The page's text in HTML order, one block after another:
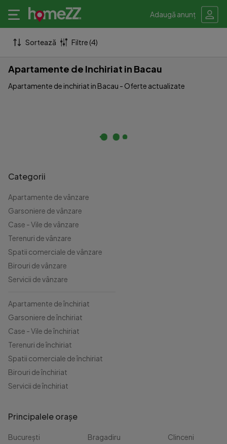
Adaugă anunț
Sortează Filtre (4)
Apartamente de Inchiriat in Bacau
Apartamente de inchiriat in Bacau - Oferte actualizate
Categorii
Apartamente de vânzare
Garsoniere de vânzare
Case - Vile de vânzare
Terenuri de vânzare
Spatii comerciale de vânzare
Birouri de vânzare
Servicii de vânzare
Apartamente de închiriat
Garsoniere de închiriat
Case - Vile de închiriat
Terenuri de închiriat
Spatii comerciale de închiriat
Birouri de închiriat
Servicii de închiriat
Principalele orașe
București
Bragadiru
Clinceni